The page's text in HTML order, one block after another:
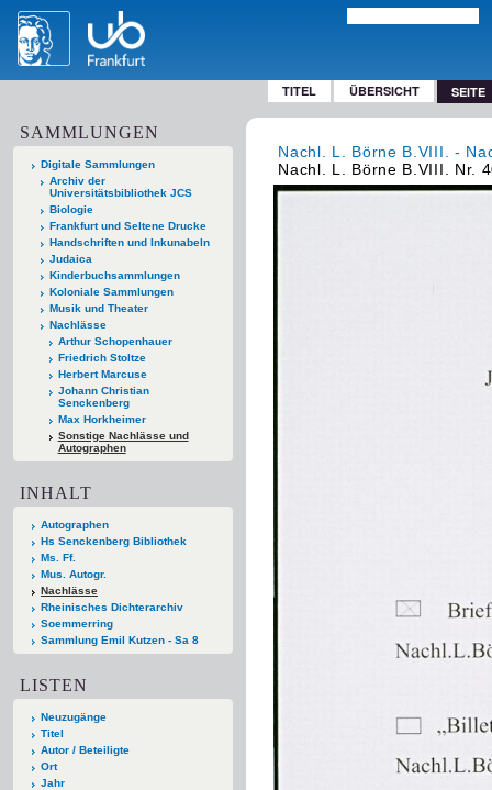
TITEL ÜBERSICHT SEITE
SAMMLUNGEN
Digitale Sammlungen
Archiv der
Universitätsbibliothek JCS
Biologie
Frankfurt und Seltene Drucke
Handschriften und Inkunabeln
Judaica
Kinderbuchsammlungen
Koloniale Sammlungen
Musik und Theater
Nachlässe
Arthur Schopenhauer
Friedrich Stoltze
Herbert Marcuse
Johann Christian
Senckenberg
Max Horkheimer
Sonstige Nachlässe und
Autographen
INHALT
Autographen
Hs Senckenberg Bibliothek
Ms. Ff.
Mus. Autogr.
Nachlässe
Rheinisches Dichterarchiv
Soemmerring
Sammlung Emil Kutzen - Sa 8
LISTEN
Neuzugänge
Titel
Autor / Beteiligte
Ort
Jahr
Nachl. L. Börne B.VIII. -
Nachl. L. Börne B.VIII. Nr.